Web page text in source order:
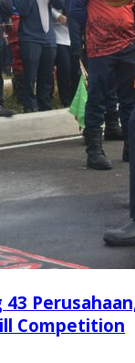
Competition